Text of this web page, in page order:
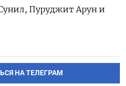
Пуруджит Арун и
НА ТЕЛЕГРАМ